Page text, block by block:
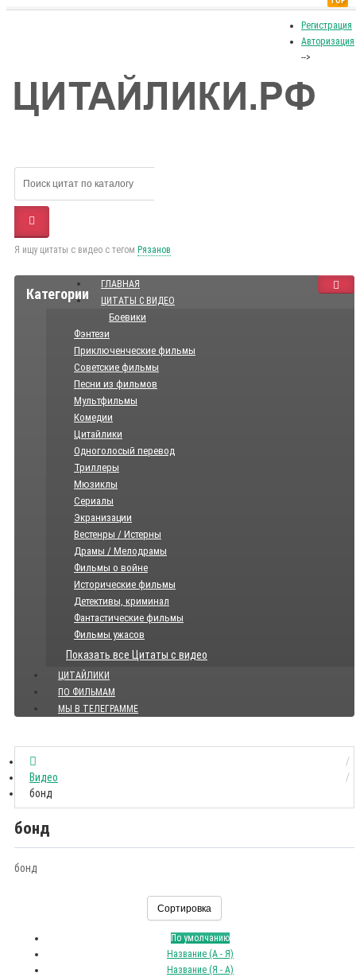
Регистрация
Авторизация
-->
Я ищу цитаты с видео с тегом Рязанов
Категории
ГЛАВНАЯ
ЦИТАТЫ С ВИДЕО
Боевики
Фэнтези
Приключенческие фильмы
Советские фильмы
Песни из фильмов
Мультфильмы
Комедии
Цитайлики
Одноголосый перевод
Триллеры
Мюзиклы
Сериалы
Экранизации
Вестенры / Истерны
Драмы / Мелодрамы
Фильмы о войне
Исторические фильмы
Детективы, криминал
Фантастические фильмы
Фильмы ужасов
Показать все Цитаты с видео
ЦИТАЙЛИКИ
ПО ФИЛЬМАМ
МЫ В ТЕЛЕГРАММЕ
Видео
бонд
бонд
бонд
Сортировка
По умолчанию
Название (А - Я)
Название (Я - А)